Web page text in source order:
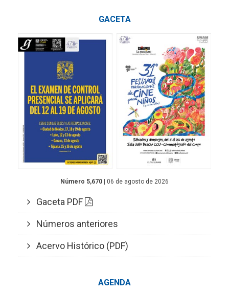
GACETA
Número 5,670 | 06 de agosto de 2026
Gaceta PDF
Números anteriores
Acervo Histórico (PDF)
AGENDA